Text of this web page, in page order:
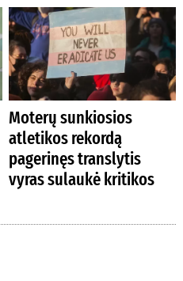
Moterų sunkiosios
atletikos rekordą
pagerinęs translytis
vyras sulaukė kritikos